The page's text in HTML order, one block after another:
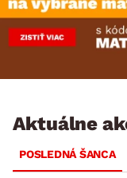
Aktuálne
POSLEDNÁ ŠANCA